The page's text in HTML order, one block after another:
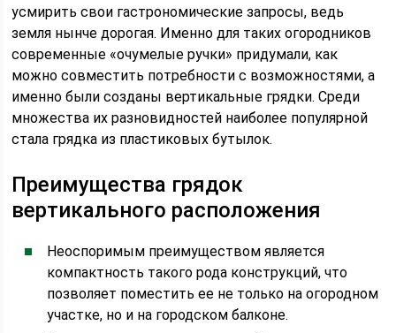
усмирить свои гастрономические запросы, ведь
земля нынче дорогая. Именно для таких огородников
современные «очумелые ручки» придумали, как
можно совместить потребности с возможностями, а
именно были созданы вертикальные грядки. Среди
множества их разновидностей наиболее популярной
стала грядка из пластиковых бутылок.
Преимущества грядок
вертикального расположения
Неоспоримым преимуществом является
компактность такого рода конструкций, что
позволяет поместить ее не только на огородном
участке, но и на городском балконе.